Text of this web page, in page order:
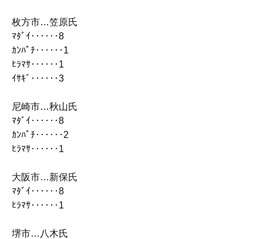
枚方市…笠原氏
ﾏﾀﾞｲ‥‥‥8
ｶﾝﾊﾟﾁ‥‥‥1
ﾋﾗﾏｻ‥‥‥1
ｲｻｷﾞ‥‥‥3
尼崎市…秋山氏
ﾏﾀﾞｲ‥‥‥8
ｶﾝﾊﾟﾁ‥‥‥2
ﾋﾗﾏｻ‥‥‥1
大阪市…新保氏
ﾏﾀﾞｲ‥‥‥8
ﾋﾗﾏｻ‥‥‥1
堺市…八木氏